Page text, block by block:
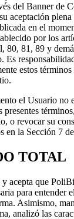
del Banner de
aceptación
en el
por los
80, 81, 89 y
Es
estos
el Usuario no
o revocar su
en la Sección 7
TOTAL
acepta que
para entender
Asimismo,
analizó las